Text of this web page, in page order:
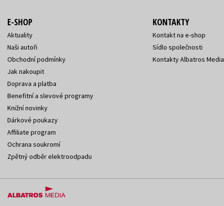
E-SHOP
Aktuality
Naši autoři
Obchodní podmínky
Jak nakoupit
Doprava a platba
Benefitní a slevové programy
Knižní novinky
Dárkové poukazy
Affiliate program
Ochrana soukromí
Zpětný odběr elektroodpadu
KONTAKTY
Kontakt na e-shop
Sídlo společnosti
Kontakty Albatros Media